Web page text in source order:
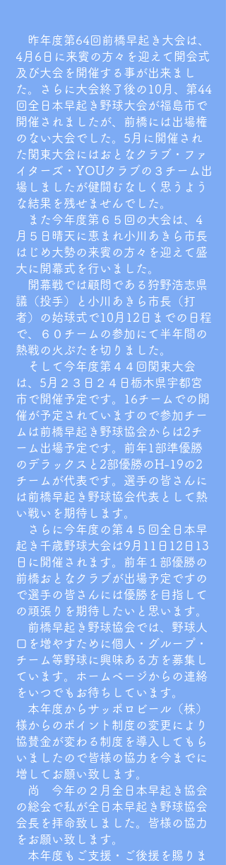
昨年度第64回前橋早起き大会は、
4月6日に来賓の方々を迎えて開会式
及び大会を開催する事が出来まし
た。さらに大会終了後の10月、第44
回全日本早起き野球大会が福島市で
開催されましたが、前橋には出場権
のない大会でした。5月に開催され
た関東大会にはおとなクラブ・ファ
イターズ・YOUクラブの３チーム出
場しましたが健闘むなしく思うよう
な結果を残せませんでした。
また今年度第６５回の大会は、4
月５日晴天に恵まれ小川あきら市長
はじめ大勢の来賓の方々を迎えて盛
大に開幕式を行いました。
開幕戦では顧問である狩野浩志県
議（投手）と小川あきら市長（打
者）の始球式で10月12日までの日程
で、６０チームの参加にて半年間の
熱戦の火ぶたを切りました。
そして今年度第４４回関東大会
は、5月２３日２４日栃木県宇都宮
市で開催予定です。16チームでの開
催が予定されていますので参加チー
ムは前橋早起き野球協会からは2チ
ーム出場予定です。前年1部準優勝
のデラックスと2部優勝のH-19の2
チームが代表です。選手の皆さんに
は前橋早起き野球協会代表として熱
い戦いを期待します。
さらに今年度の第４５回全日本早
起き千歳野球大会は9月11日12日13
日に開催されます。前年１部優勝の
前橋おとなクラブが出場予定ですの
で選手の皆さんには優勝を目指して
の頑張りを期待したいと思います。
前橋早起き野球協会では、野球人
口を増やすために個人・グループ・
チーム等野球に興味ある方を募集し
ています。ホームページからの連絡
をいつでもお待ちしています。
本年度からサッポロビール（株）
様からのポイント制度の変更により
協賛金が変わる制度を導入してもら
いましたので皆様の協力を今までに
増してお願い致します。
尚 今年の２月全日本早起き協会
の総会で私が全日本早起き野球協会
会長を拝命致しました。皆様の協力
をお願い致します。
本年度もご支援・ご後援を賜りま